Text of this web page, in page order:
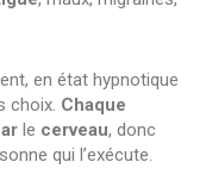
en état hypnotique
choix. Chaque
le cerveau, donc
qui l’exécute.